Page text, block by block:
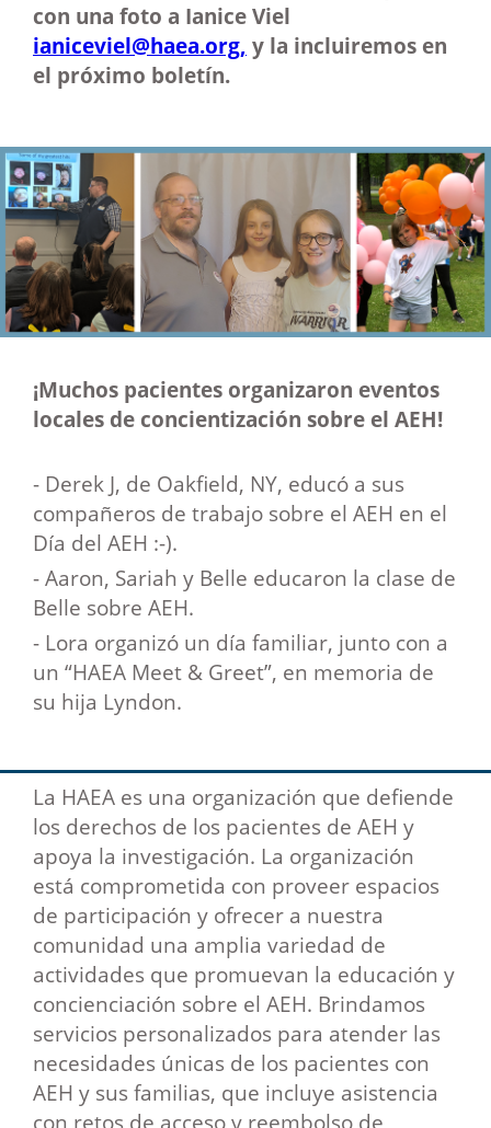
con una foto a Ianice Viel
ianiceviel@haea.org, y la incluiremos en
el próximo boletín.
¡Muchos pacientes organizaron eventos
locales de concientización sobre el AEH!
- Derek J, de Oakfield, NY, educó a sus
compañeros de trabajo sobre el AEH en el
Día del AEH :-).
- Aaron, Sariah y Belle educaron la clase de
Belle sobre AEH.
- Lora organizó un día familiar, junto con a
un “HAEA Meet & Greet”, en memoria de
su hija Lyndon.
La HAEA es una organización que defiende
los derechos de los pacientes de AEH y
apoya la investigación. La organización
está comprometida con proveer espacios
de participación y ofrecer a nuestra
comunidad una amplia variedad de
actividades que promuevan la educación y
concienciación sobre el AEH. Brindamos
servicios personalizados para atender las
necesidades únicas de los pacientes con
AEH y sus familias, que incluye asistencia
con retos de acceso y reembolso de